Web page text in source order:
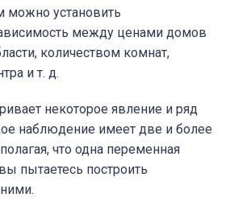
можно установить
между ценами домов
количеством комнат,
и т. д.
некоторое явление и ряд
наблюдение имеет две и более
что одна переменная
пытаетесь построить